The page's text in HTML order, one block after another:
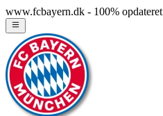
www.fcbayern.dk - 100% opdateret